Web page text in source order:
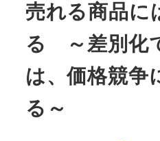
売れる商品に
る ～差別化
は、価格競争
る～